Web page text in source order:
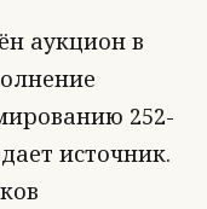
аукцион в
252-
источник.